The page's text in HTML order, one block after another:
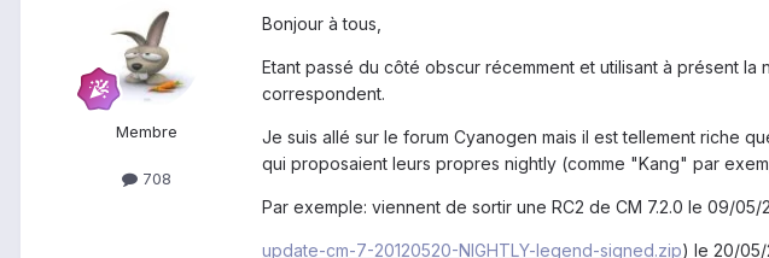
Membre
708
Bonjour à tous,
Etant passé du côté obscur récemment et utilisant à présent
correspondent.
Je suis allé sur le forum Cyanogen mais il est tellement riche
qui proposaient leurs propres nightly (comme "Kang" par
Par exemple: viennent de sortir une RC2 de CM 7.2.0 le 09/05/
update-cm-7-20120520-NIGHTLY-legend-signed.zip) le 20/05/